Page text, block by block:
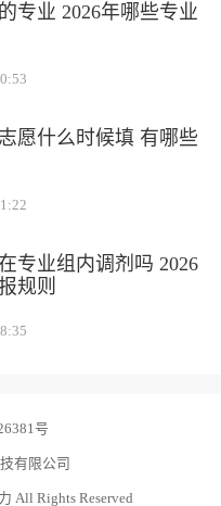
专业 2026年哪些专业
愿什么时候填 有哪些
专业组内调剂吗 2026
规则
号
有限公司
All Rights Reserved